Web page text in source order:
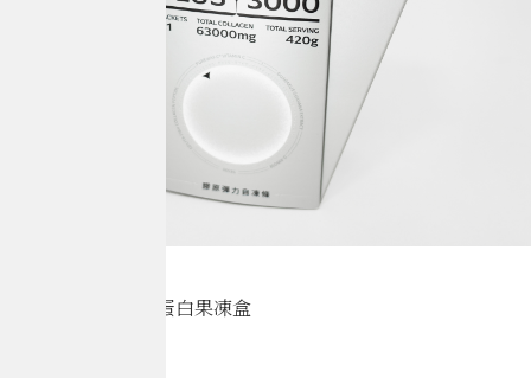
你我生醫｜膠原蛋白果凍盒